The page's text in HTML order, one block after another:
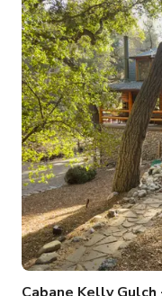
panoramiques
des équipements
arrivée. Votre séjour
esprit, corps et âme. Cap